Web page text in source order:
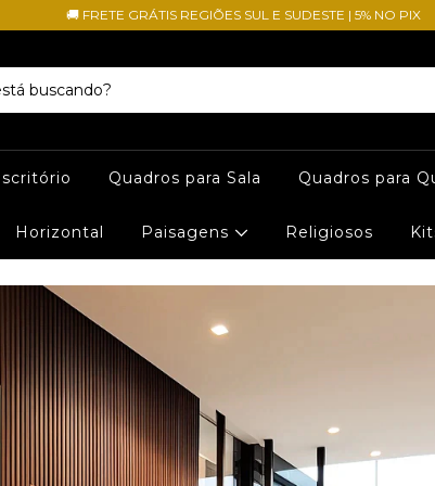
🚚 FRETE GRÁTIS REGIÕES SUL E SUDESTE | 5% NO PIX
Quadros para Sala Quadros para
Horizontal Paisagens Religiosos